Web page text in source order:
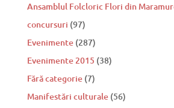
Ansamblul Folcloric Flori din
concursuri (97)
Evenimente(287)
Evenimente 2015 (38)
Fără categorie(7)
Manifestări culturale(56)